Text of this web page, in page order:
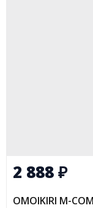
2 888₽
OMOIKIRI M-